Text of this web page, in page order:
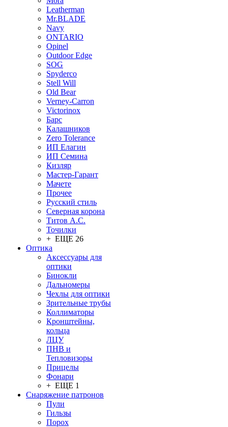
Leatherman
Mr.BLADE
Navy
ONTARIO
Opinel
Outdoor Edge
SOG
Spyderco
Stell Will
Old Bear
Verney-Carron
Victorinox
Барс
Калашников
Zero Tolerance
ИП Елагин
ИП Семина
Кизляр
Мастер-Гарант
Мачете
Прочее
Русский стиль
Северная корона
Титов А.С.
Точилки
+ ЕЩЕ 26
Оптика
Аксессуары для
оптики
Бинокли
Дальномеры
Чехлы для оптики
Зрительные трубы
Коллиматоры
Кронштейны,
кольца
ЛЦУ
ПНВ и
Тепловизоры
Прицелы
Фонари
+ ЕЩЕ 1
Снаряжение патронов
Пули
Гильзы
Порох